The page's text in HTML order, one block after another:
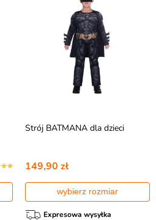
Strój BATMANA dla dzieci
149,90 zł
wybierz rozmiar
Expresowa wysyłka